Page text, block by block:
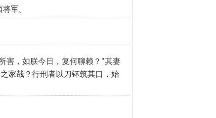
军。
害，如朕今日，复何聊赖？"其妻
家哉？行刑者以刀钚筑其口，始